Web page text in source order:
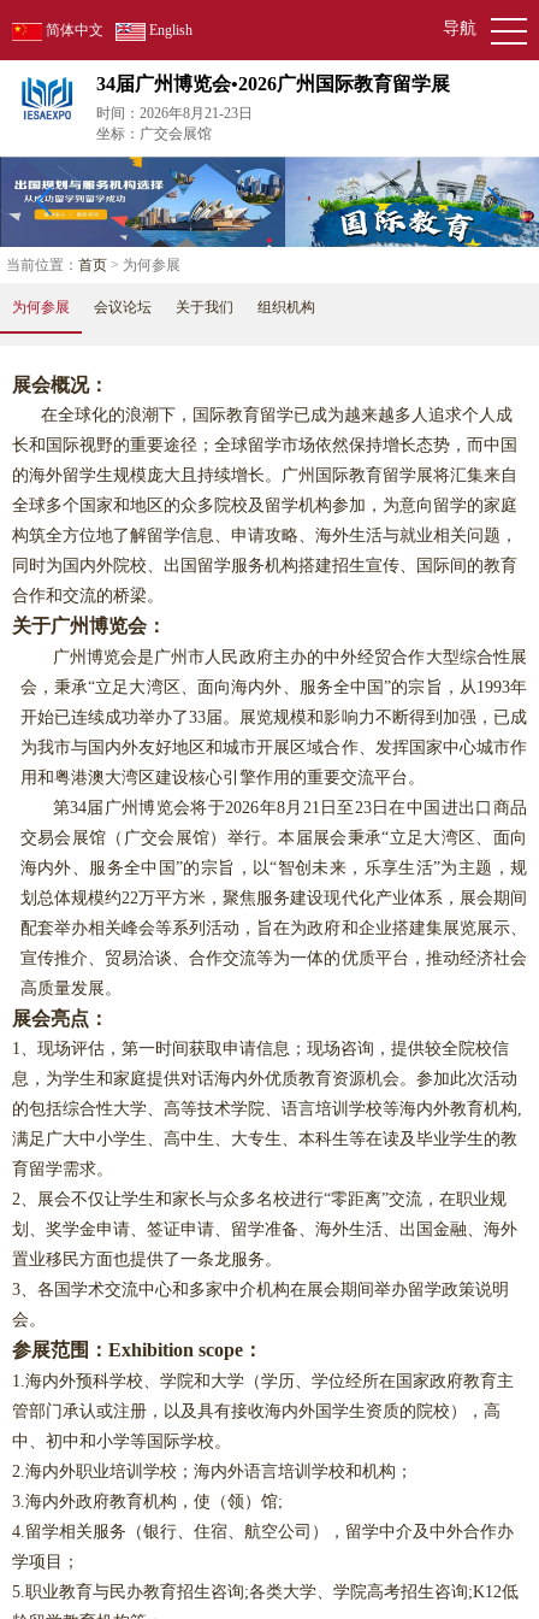
简体中文 English 导航
34届广州博览会•2026广州国际教育留学展
时间：2026年8月21-23日
坐标：广交会展馆
当前位置： 首页 > 为何参展
为何参展 会议论坛 关于我们 组织机构
展会概况：
在全球化的浪潮下，国际教育留学已成为越来越多人追求个人成
长和国际视野的重要途径；全球留学市场依然保持增长态势，而中国
的海外留学生规模庞大且持续增长。广州国际教育留学展将汇集来自
全球多个国家和地区的众多院校及留学机构参加，为意向留学的家庭
构筑全方位地了解留学信息、申请攻略、海外生活与就业相关问题，
同时为国内外院校、出国留学服务机构搭建招生宣传、国际间的教育
合作和交流的桥梁。
关于广州博览会：
广州博览会是广州市人民政府主办的中外经贸合作大型综合性展
会，秉承“立足大湾区、面向海内外、服务全中国”的宗旨，从1993年
开始已连续成功举办了33届。展览规模和影响力不断得到加强，已成
为我市与国内外友好地区和城市开展区域合作、发挥国家中心城市作
用和粤港澳大湾区建设核心引擎作用的重要交流平台。
第34届广州博览会将于2026年8月 21 日至 23日在中国进出口商品
交易会展馆（广交会展馆） 举行。本届展会秉承“立足大湾区、面向
海内外、服务全中国”的宗旨，以“智创未来，乐享生活”为主题，规
划总体规模约22万平方米，聚焦服务建设现代化产业体系，展会期间
配套举办相关峰会等系列活动，旨在为政府和企业搭建集展览展示、
宣传推介、贸易洽谈、合作交流等为一体的优质平台，推动经济社会
高质量发展。
展会亮点：
1、现场评估，第一时间获取申请信息；现场咨询，提供较全院校信
息，为学生和家庭提供对话海内外优质教育资源机会。参加此次活动
的包括综合性大学、高等技术学院、语言培训学校等海内外教育机构,
满足广大中小学生、高中生、大专生、本科生等在读及毕业学生的教
育留学需求。
2、展会不仅让学生和家长与众多名校进行“零距离”交流，在职业规
划、奖学金申请、签证申请、留学准备、海外生活、出国金融、海外
置业移民方面也提供了一条龙服务。
3、各国学术交流中心和多家中介机构在展会期间举办留学政策说明
会。
参展范围：Exhibition scope：
1.海内外预科学校、学院和大学（学历、学位经所在国家政府教育主
管部门承认或注册，以及具有接收海内外国学生资质的院校），高
中、初中和小学等国际学校。
2.海内外职业培训学校；海内外语言培训学校和机构；
3.海内外政府教育机构，使（领）馆;
4.留学相关服务（银行、住宿、航空公司），留学中介及中外合作办
学项目；
5.职业教育与民办教育招生咨询;各类大学、学院高考招生咨询;K12低